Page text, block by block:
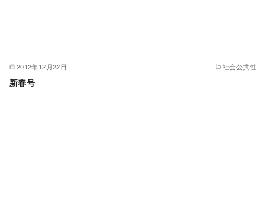
2012年12月22日 社会公共性
新春号